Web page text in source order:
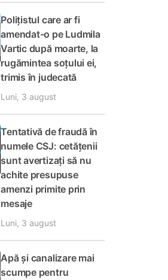
Polițistul care ar fi
amendat-o pe Ludmila
Vartic după moarte, la
rugămintea soțului ei,
trimis în judecată
Luni, 3 august
Tentativă de fraudă în
numele CSJ: cetățenii
sunt avertizați să nu
achite presupuse
amenzi primite prin
mesaje
Luni, 3 august
Apă și canalizare mai
scumpe pentru